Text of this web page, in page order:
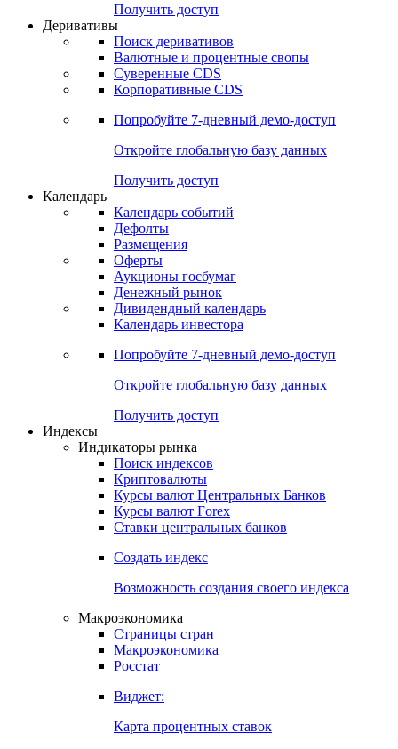
Получить доступ
Деривативы
Поиск деривативов
Валютные и процентные свопы
Суверенные CDS
Корпоративные CDS
Попробуйте 7-дневный демо-доступ
Откройте глобальную базу данных
Получить доступ
Календарь
Календарь событий
Дефолты
Размещения
Оферты
Аукционы госбумаг
Денежный рынок
Дивидендный календарь
Календарь инвестора
Попробуйте 7-дневный демо-доступ
Откройте глобальную базу данных
Получить доступ
Индексы
Индикаторы рынка
Поиск индексов
Криптовалюты
Курсы валют Центральных Банков
Курсы валют Forex
Ставки центральных банков
Создать индекс
Возможность создания своего индекса
Макроэкономика
Страницы стран
Макроэкономика
Росстат
Виджет:
Карта процентных ставок